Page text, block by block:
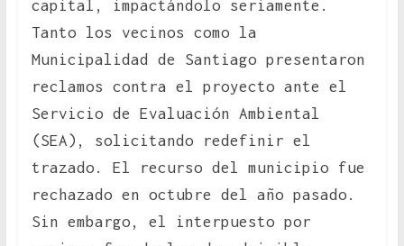
capital, impactándolo seriamente.
Tanto los vecinos como la
Municipalidad de Santiago presentaron
reclamos contra el proyecto ante el
Servicio de Evaluación Ambiental
(SEA), solicitando redefinir el
trazado. El recurso del municipio fue
rechazado en octubre del año pasado.
Sin embargo, el interpuesto por